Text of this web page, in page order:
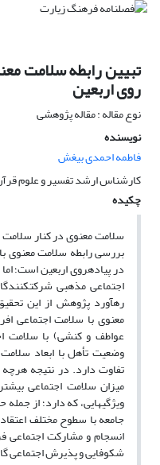
تبیین رابطه سلامت
روی اربعین
نوع مقاله : مقاله پژوهشی
نویسنده
فاطمه احمدی بیغش
کارشناس ارشد تفسیر و علوم
چکیده
سلامت معنوی در کنار
بررسی رابطه سلامت معنوی
در پیادهروی اربعین است؛
اجتماعی مذهبی
رهآورد پژوهش از این
معنوی با سلامت اجتماعی
عواطف و کنشی) با سلامت
وضعیت تأهل با ابعاد
تفاوت دارد. در نتیجه
میزان سلامت اجتماعی
ویژگیهایی، که دارد؛ از
جامعه با سطوح مختلف
انسجام و مشارکت اجتماعی
شکوفایی و پذیرش اجتماعی